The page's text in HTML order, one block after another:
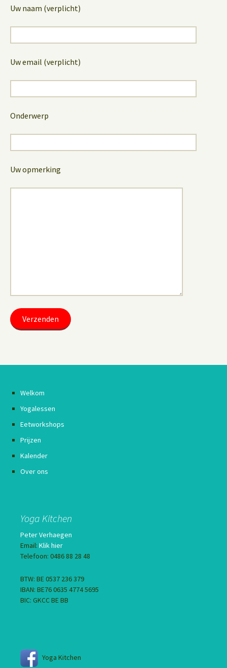
Uw naam (verplicht)
Uw email (verplicht)
Onderwerp
Uw opmerking
Welkom
Yogalessen
Eetworkshops
Prijzen
Kalender
Over ons
Yoga Kitchen
Peter Verhaegen
Email: Klik hier
Telefoon: 0486 88 28 48
BTW: BE 0537 236 379
IBAN: BE76 0635 4774 5695
BIC: GKCC BE BB
Yoga Kitchen